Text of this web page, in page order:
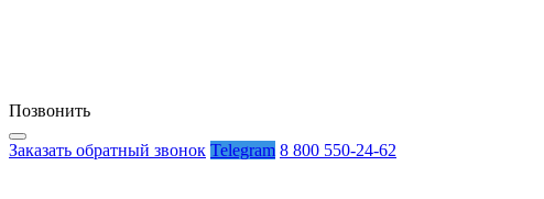
Позвонить
Заказать обратный звонок Telegram 8 800 550-24-62